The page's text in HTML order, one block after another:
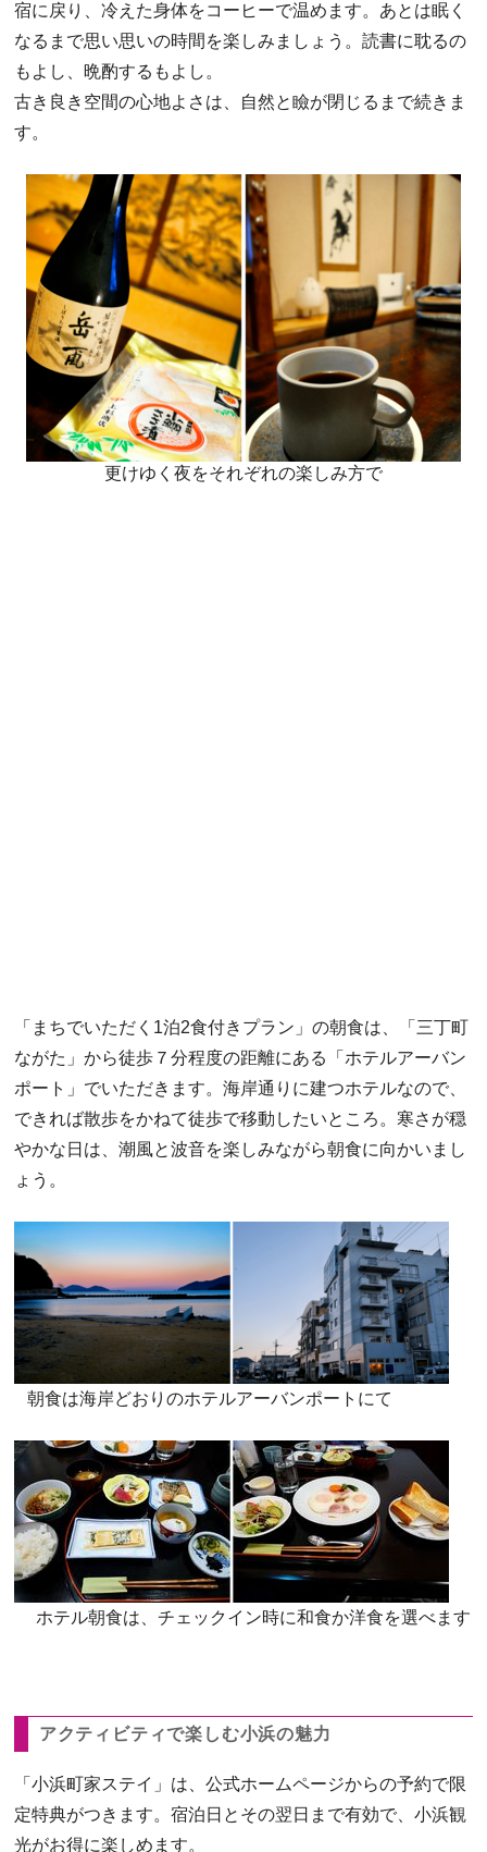
宿に戻り、冷えた身体をコーヒーで温めます。あとは眠く
なるまで思い思いの時間を楽しみましょう。読書に耽るの
もよし、晩酌するもよし。
古き良き空間の心地よさは、自然と瞼が閉じるまで続きま
す。
更けゆく夜をそれぞれの楽しみ方で
「まちでいただく1泊2食付きプラン」の朝食は、「三丁町
ながた」から徒歩７分程度の距離にある「ホテルアーバン
ポート」でいただきます。海岸通りに建つホテルなので、
できれば散歩をかねて徒歩で移動したいところ。寒さが穏
やかな日は、潮風と波音を楽しみながら朝食に向かいまし
ょう。
朝食は海岸どおりのホテルアーバンポートにて
ホテル朝食は、チェックイン時に和食か洋食を選べます
アクティビティで楽しむ小浜の魅力
「小浜町家ステイ」は、公式ホームページからの予約で限
定特典がつきます。宿泊日とその翌日まで有効で、小浜観
光がお得に楽しめます。